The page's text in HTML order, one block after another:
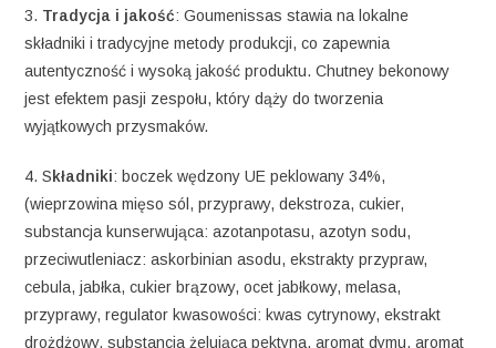
3. Tradycja i jakość: Goumenissas stawia na lokalne
składniki i tradycyjne metody produkcji, co zapewnia
autentyczność i wysoką jakość produktu. Chutney bekonowy
jest efektem pasji zespołu, który dąży do tworzenia
wyjątkowych przysmaków.
4. Składniki: boczek wędzony UE peklowany 34%,
(wieprzowina mięso sól, przyprawy, dekstroza, cukier,
substancja kunserwująca: azotanpotasu, azotyn sodu,
przeciwutleniacz: askorbinian asodu, ekstrakty przypraw,
cebula, jabłka, cukier brązowy, ocet jabłkowy, melasa,
przyprawy, regulator kwasowości: kwas cytrynowy, ekstrakt
drożdżowy, substancja żelująca pektyna, aromat dymu, aromat